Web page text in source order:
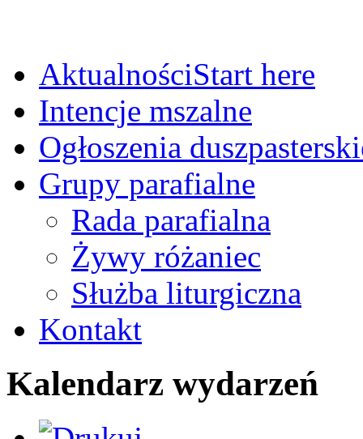
AktualnościStart here
Intencje mszalne
Ogłoszenia
Grupy parafialne
Rada parafialna
Żywy różaniec
Służba liturgiczna
Kontakt
Kalendarz wydarzeń